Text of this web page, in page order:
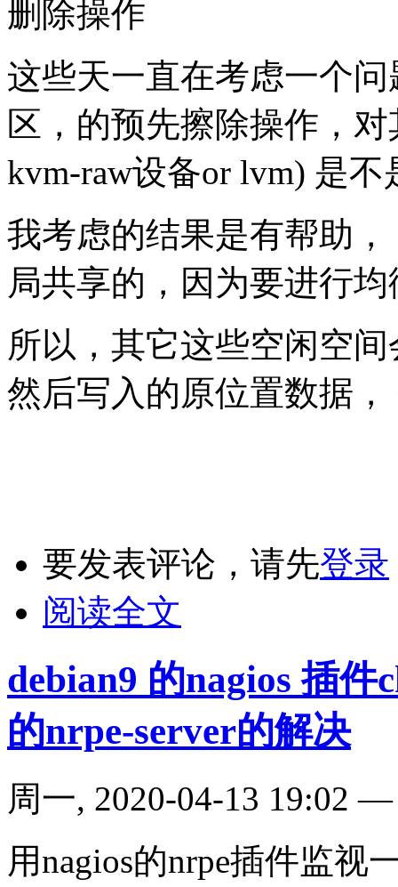
删除操作
这些天一直在考虑一个
区，的预先擦除操作，
kvm-raw设备or lvm) 是不
我考虑的结果是有帮助
局共享的，因为要进行
所以，其它这些空闲空
然后写入的原位置数据
要发表评论，请先登录
阅读全文
debian9 的nagios 插
的nrpe-server的解决
周一, 2020-04-13 19:02
用nagios的nrpe插件监视